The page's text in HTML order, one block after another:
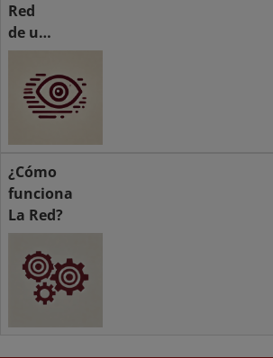
Red
de un
vistazo
¿Cómo
funciona
La Red?